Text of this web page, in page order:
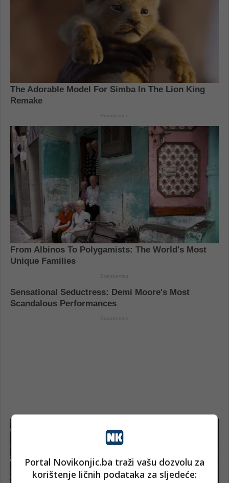
Portal Novikonjic.ba traži vašu dozvolu za
korištenje ličnih podataka za sljedeće: